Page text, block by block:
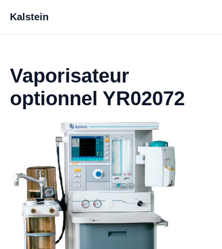
Kalstein
Vaporisateur
optionnel YR02072